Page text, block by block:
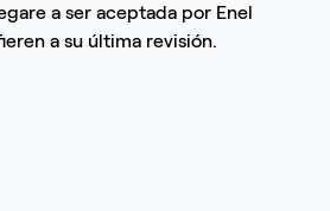
a ser aceptada por Enel
a su última revisión.